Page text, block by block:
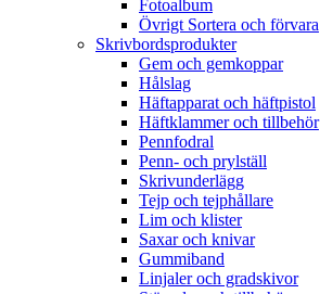
Fotoalbum
Övrigt Sortera och förvara
Skrivbordsprodukter
Gem och gemkoppar
Hålslag
Häftapparat och häftpistol
Häftklammer och tillbehör
Pennfodral
Penn- och prylställ
Skrivunderlägg
Tejp och tejphållare
Lim och klister
Saxar och knivar
Gummiband
Linjaler och gradskivor